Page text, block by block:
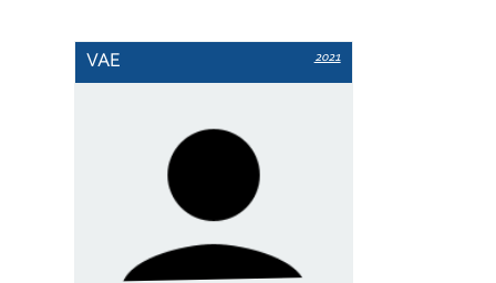
VAE 2021